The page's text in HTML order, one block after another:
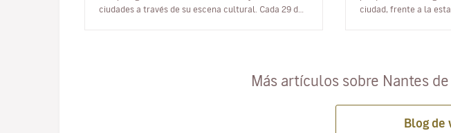
ciudades a través de su escena cultural. Cada 29 de
ciudad, frente a la
Más artículos sobre Nantes
Blog de